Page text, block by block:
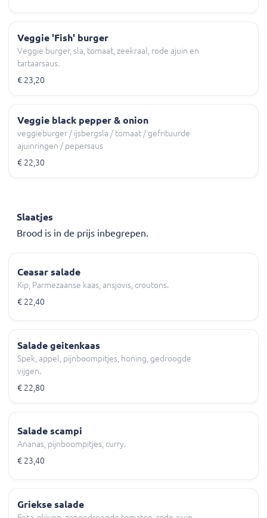
Veggie 'Fish' burger
Veggie burger, sla, tomaat, zeekraal, rode ajuin en
tartaarsaus.
€ 23,20
Veggie black pepper & onion
veggieburger / ijsbergsla / tomaat / gefrituurde
ajuinringen / pepersaus
€ 22,30
Slaatjes
Brood is in de prijs inbegrepen.
Ceasar salade
Kip, Parmezaanse kaas, ansjovis, croutons.
€ 22,40
Salade geitenkaas
Spek, appel, pijnboompitjes, honing, gedroogde
vijgen.
€ 22,80
Salade scampi
Ananas, pijnboompitjes, curry.
€ 23,40
Griekse salade